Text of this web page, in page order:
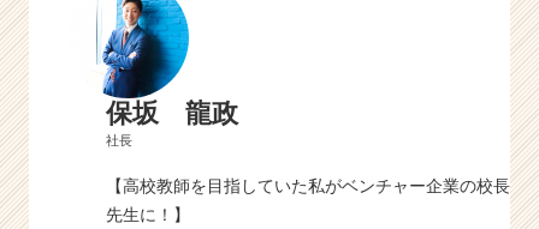
保坂 龍政
社長
【高校教師を目指していた私がベンチャー企業の校長
先生に！】